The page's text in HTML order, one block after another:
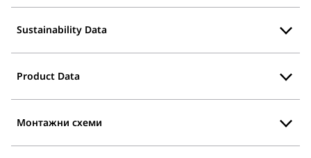
Sustainability Data
Product Data
Монтажни схеми